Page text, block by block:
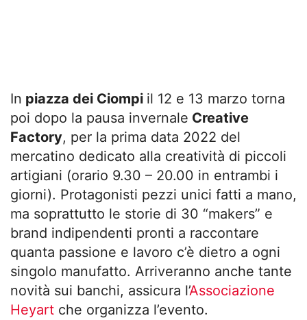
In piazza dei Ciompi il 12 e 13 marzo torna
poi dopo la pausa invernale Creative
Factory, per la prima data 2022 del
mercatino dedicato alla creatività di piccoli
artigiani (orario 9.30 – 20.00 in entrambi i
giorni). Protagonisti pezzi unici fatti a mano,
ma soprattutto le storie di 30 “makers” e
brand indipendenti pronti a raccontare
quanta passione e lavoro c’è dietro a ogni
singolo manufatto. Arriveranno anche tante
novità sui banchi, assicura l’Associazione
Heyart che organizza l’evento.